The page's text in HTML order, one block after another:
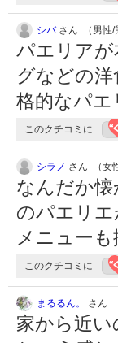
シバさん （男性/
パエリア
グなどの
格的なパエ
このクチコミに
シラノ さん （女
なんだか
のパエリ
メニュー
このクチコミに
まるるん。 さん
家から近